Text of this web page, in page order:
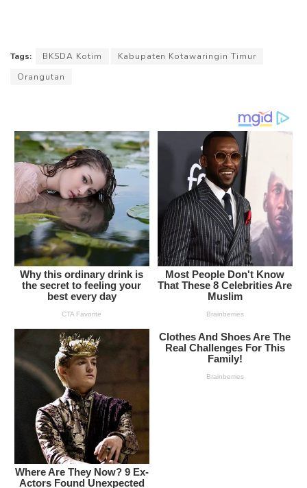
Tags: BKSDA Kotim
Kabupaten Kotawaringin Timur
Orangutan